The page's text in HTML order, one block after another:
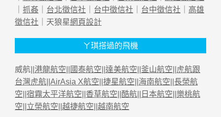
抓姦 台北徵信社 台中徵信社 台中徵信社
高雄
徵信社 ｜天狼星網頁設計
ㄚ琪搭過的飛機
威航|| 港龍航空 國泰航空 達美航空 釜山航空
虎航跟
台灣虎航 AirAsia X航空 捷星航空 海南航空 長榮航
空 宿霧太平洋航空 香草航空 酷航 日本航空 樂桃航
空 立榮航空 越捷航空 越南航空